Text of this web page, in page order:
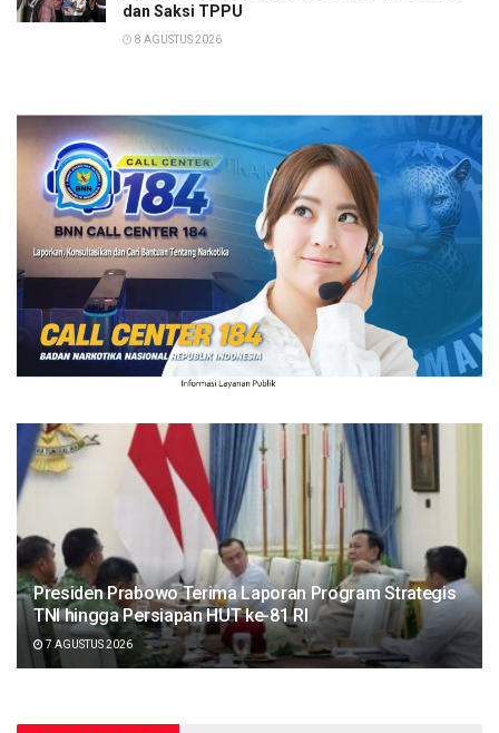
dan Saksi TPPU
8 AGUSTUS 2026
Presiden Prabowo Terima Laporan Program Strategis
TNI hingga Persiapan HUT ke-81 RI
7 AGUSTUS 2026